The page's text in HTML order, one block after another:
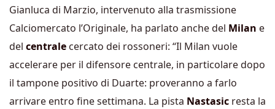
Gianluca di Marzio, intervenuto alla trasmissione
Calciomercato l’Originale, ha parlato anche del Milan e
del centrale cercato dei rossoneri: “Il Milan vuole
accelerare per il difensore centrale, in particolare dopo
il tampone positivo di Duarte: proveranno a farlo
arrivare entro fine settimana. La pista Nastasic resta la